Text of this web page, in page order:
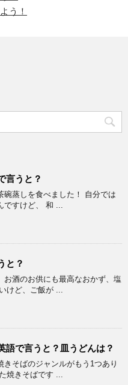
う！
言うと？
碗蒸しを食べました！ 自分では
ですけど、 和 ...
と？
お酒のお供にも最高なおかず、塩
けど、ご飯が ...
語で言うと？皿うどんは？
きそばのジャンルがもう1つあり
焼きそばです ...